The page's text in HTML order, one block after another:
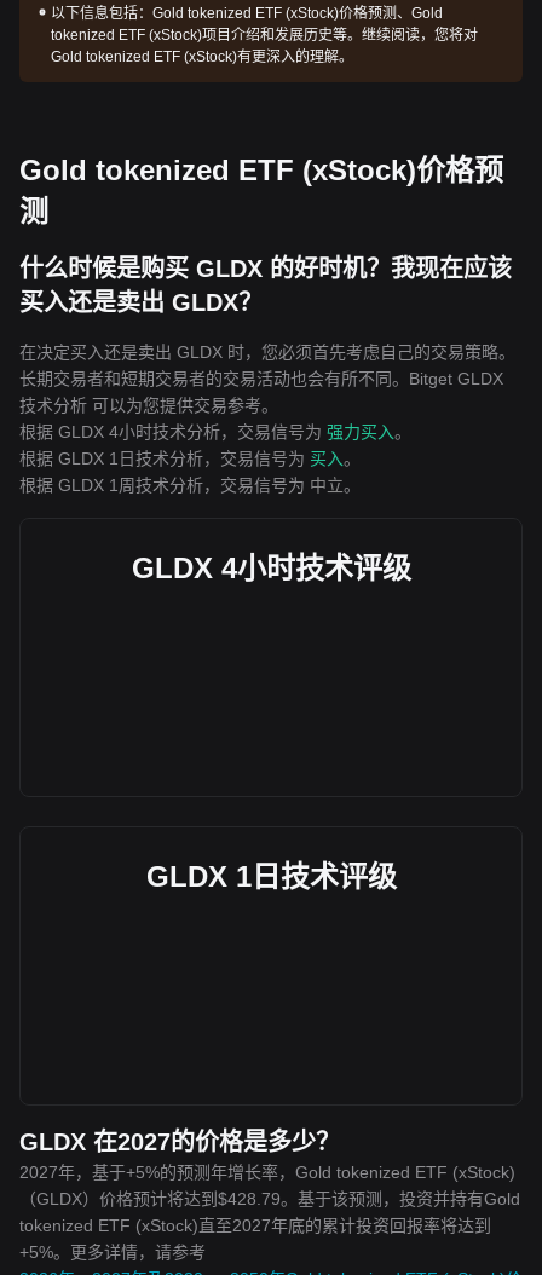
以下信息包括：Gold tokenized ETF (xStock)价格预测、Gold
tokenized ETF (xStock)项目介绍和发展历史等。继续阅读，您将对
Gold tokenized ETF (xStock)有更深入的理解。
Gold tokenized ETF (xStock)价格预
测
什么时候是购买 GLDX 的好时机？我现在应该
买入还是卖出 GLDX？
在决定买入还是卖出 GLDX 时，您必须首先考虑自己的交易策略。
长期交易者和短期交易者的交易活动也会有所不同。Bitget GLDX
技术分析 可以为您提供交易参考。
根据 GLDX 4小时技术分析，交易信号为 强力买入。
根据 GLDX 1日技术分析，交易信号为 买入。
根据 GLDX 1周技术分析，交易信号为 中立。
GLDX 4小时技术评级
GLDX 1日技术评级
GLDX 在2027的价格是多少？
2027年，基于+5%的预测年增长率，Gold tokenized ETF (xStock)
（GLDX）价格预计将达到$428.79。基于该预测，投资并持有Gold
tokenized ETF (xStock)直至2027年底的累计投资回报率将达到
+5%。更多详情，请参考